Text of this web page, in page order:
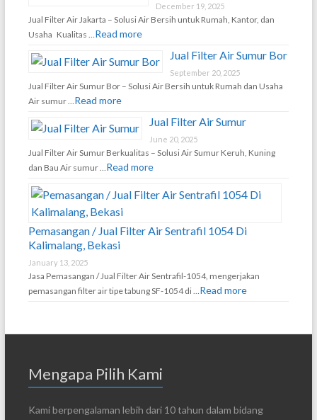
December 19, 2025
Jual Filter Air Jakarta – Solusi Air Bersih untuk Rumah, Kantor, dan
Usaha Kualitas … Read more
Jual Filter Air Sumur Bor
September 20, 2025
Jual Filter Air Sumur Bor – Solusi Air Bersih untuk Rumah dan Usaha
Air sumur … Read more
Jual Filter Air Sumur
June 20, 2025
Jual Filter Air Sumur Berkualitas – Solusi Air Sumur Keruh, Kuning
dan Bau Air sumur … Read more
Pemasangan / Jual Filter Air Sentrafil 1054 Di
Kalimalang, Bekasi
January 13, 2025
Jasa Pemasangan / Jual Filter Air Sentrafil-1054, mengerjakan
pemasangan filter air tipe tabung SF-1054 di … Read more
Mengapa Pilih Kami
Kami berpengalaman lebih dari 10 tahun dalam bidang